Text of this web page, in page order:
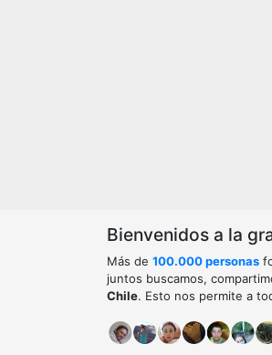
Bienvenidos a la
Más de 100.000 personas
juntos buscamos,
Chile. Esto nos permite a